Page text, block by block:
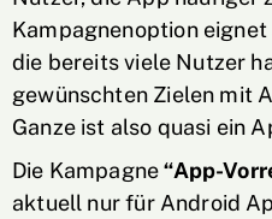
Kampagnenoption
die bereits viele Nutzer
gewünschten Zielen mit
Ganze ist also quasi ein
Die Kampagne“App-
aktuell nur für Android